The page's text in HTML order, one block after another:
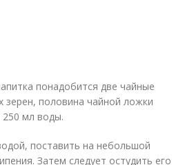
понадобится две чайные
половина чайной ложки
250 мл воды.
поставить на небольшой
Затем следует остудить его